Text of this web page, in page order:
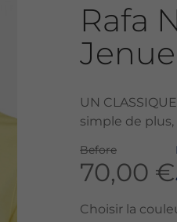
Rafa
UN
simple de
Before
70,00 €
Choisir la